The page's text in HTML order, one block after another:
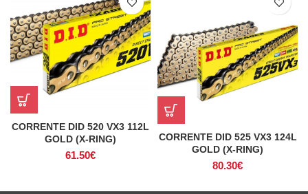
CORRENTE DID 520 VX3 112L
GOLD (X-RING)
61.50€
CORRENTE DID 525 VX3 124L
GOLD (X-RING)
80.30€